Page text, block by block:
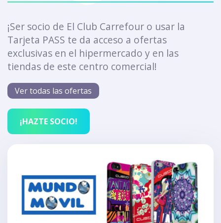
¡Ser socio de El Club Carrefour o usar la
Tarjeta PASS te da acceso a ofertas
exclusivas en el hipermercado y en las
tiendas de este centro comercial!
Ver todas las ofertas
¡HAZTE SOCIO!